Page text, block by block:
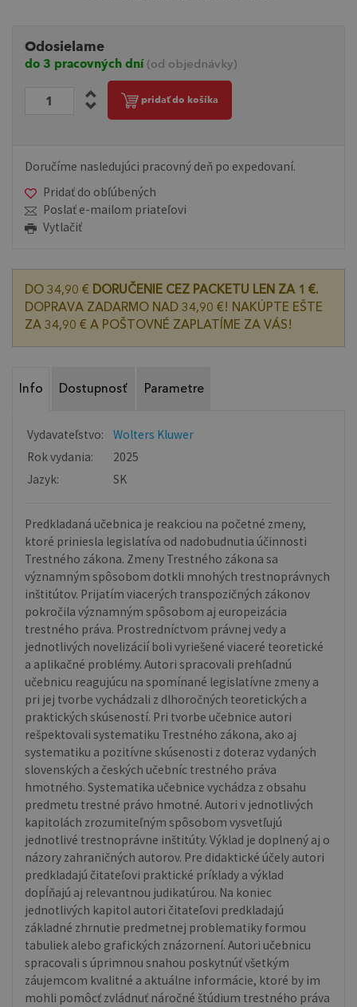
Odosielame
do 3 pracovných dní (od objednávky)
pridať do košíka
Doručíme nasledujúci pracovný deň po expedovaní.
Pridať do obľúbených
Poslať e-mailom priateľovi
Vytlačiť
DO 34,90 € DORUČENIE CEZ PACKETU LEN ZA 1 €.
DOPRAVA ZADARMO NAD 34,90 €! NAKÚPTE EŠTE
ZA 34,90 € A POŠTOVNÉ ZAPLATÍME ZA VÁS!
Info Dostupnosť Parametre
Vydavateľstvo:
Wolters Kluwer
Rok vydania:
2025
Jazyk:
SK
Predkladaná učebnica je reakciou na početné zmeny,
ktoré priniesla legislatíva od nadobudnutia účinnosti
Trestného zákona. Zmeny Trestného zákona sa
významným spôsobom dotkli mnohých trestnoprávnych
inštitútov. Prijatím viacerých transpozičných zákonov
pokročila významným spôsobom aj europeizácia
trestného práva. Prostredníctvom právnej vedy a
jednotlivých novelizácií boli vyriešené viaceré teoretické
a aplikačné problémy. Autori spracovali prehľadnú
učebnicu reagujúcu na spomínané legislatívne zmeny a
pri jej tvorbe vychádzali z dlhoročných teoretických a
praktických skúseností. Pri tvorbe učebnice autori
rešpektovali systematiku Trestného zákona, ako aj
systematiku a pozitívne skúsenosti z doteraz vydaných
slovenských a českých učebníc trestného práva
hmotného. Systematika učebnice vychádza z obsahu
predmetu trestné právo hmotné. Autori v jednotlivých
kapitolách zrozumiteľným spôsobom vysvetľujú
jednotlivé trestnoprávne inštitúty. Výklad je doplnený aj o
názory zahraničných autorov. Pre didaktické účely autori
predkladajú čitateľovi praktické príklady a výklad
dopĺňajú aj relevantnou judikatúrou. Na koniec
jednotlivých kapitol autori čitateľovi predkladajú
základné zhrnutie predmetnej problematiky formou
tabuliek alebo grafických znázornení. Autori učebnicu
spracovali s úprimnou snahou poskytnúť všetkým
záujemcom kvalitné a aktuálne informácie, ktoré by im
mohli pomôcť zvládnuť náročné štúdium trestného práva